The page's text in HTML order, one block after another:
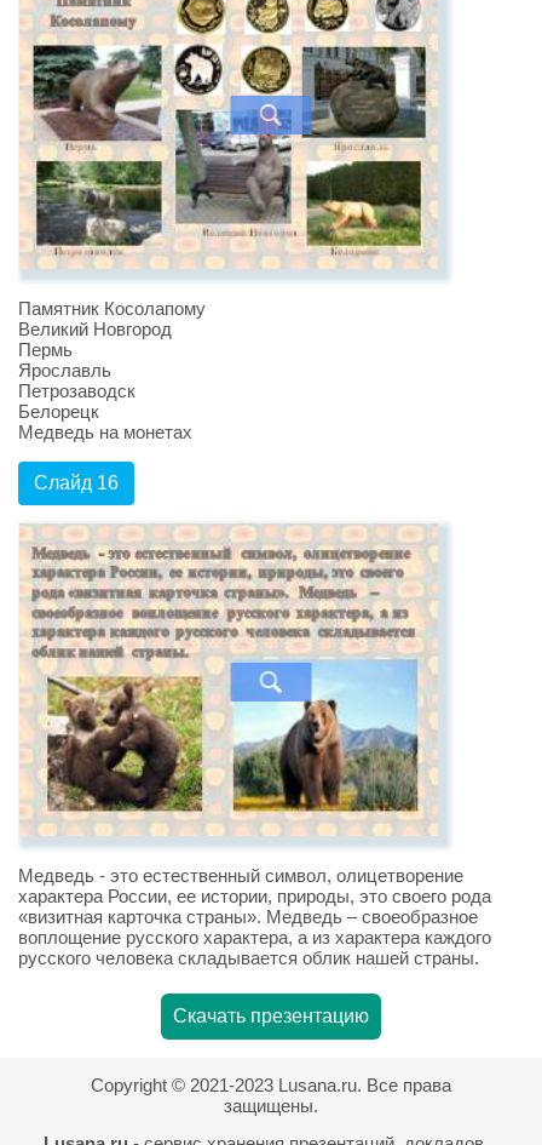
Памятник Косолапому
Великий Новгород
Пермь
Ярославль
Петрозаводск
Белорецк
Медведь на монетах
Слайд 16
Медведь - это естественный символ, олицетворение
характера России, ее истории, природы, это своего рода
«визитная карточка страны». Медведь – своеобразное
воплощение русского характера, а из характера каждого
русского человека складывается облик нашей страны.
Скачать презентацию
Copyright © 2021-2023 Lusana.ru. Все права
защищены.